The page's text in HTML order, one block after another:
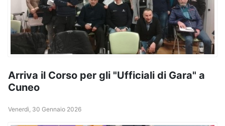
Arriva il Corso per gli "Ufficiali di Gara" a
Cuneo
Venerdì, 30 Gennaio 2026